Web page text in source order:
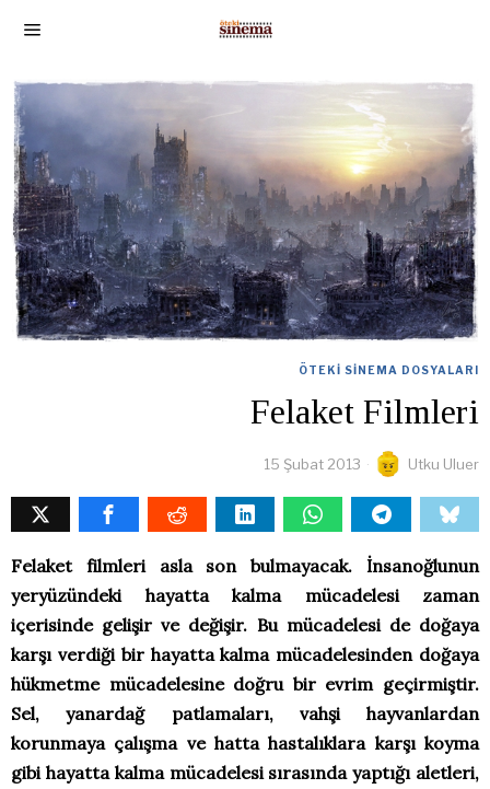
ÖTEKI SINEMA DOSYALARI
Felaket Filmleri
15 Şubat 2013 Utku Uluer
Felaket filmleri asla son bulmayacak. İnsanoğlunun
yeryüzündeki hayatta kalma mücadelesi zaman
içerisinde gelişir ve değişir. Bu mücadelesi de doğaya
karşı verdiği bir hayatta kalma mücadelesinden doğaya
hükmetme mücadelesine doğru bir evrim geçirmiştir.
Sel, yanardağ patlamaları, vahşi hayvanlardan
korunmaya çalışma ve hatta hastalıklara karşı koyma
gibi hayatta kalma mücadelesi sırasında yaptığı aletleri,